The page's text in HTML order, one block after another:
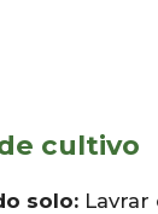
cultivo
solo: